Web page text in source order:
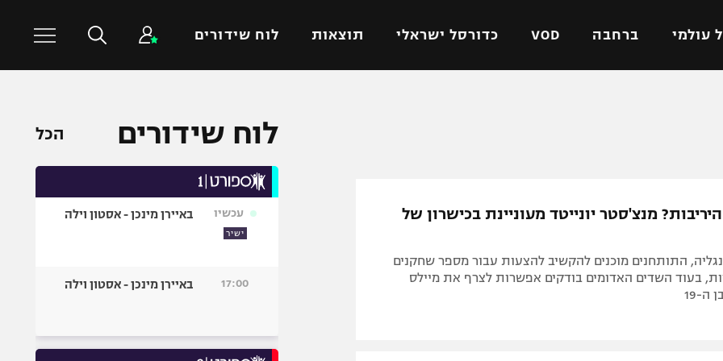
עולמי ברחבה VOD כדורסל ישראלי תוצאות לוח שידורים
ישראל
ליגה איטלקית
מכבי תל אביב
הפועל ירושלים
כדורסל עולמי
כדורעף
היאבקות WWE
מנצ'סטר יונייטד מעוניינת בכישרון של
התותחנים מוכנים להקשיב להצעות עבור מספר שחקנים
בעוד השדים האדומים בודקים אפשרות לצרף את מיילס
ה-19
לוח שידורים הכל
עכשיו
ישיר
באיירן מינכן - אסטון וילה
17:00 באיירן מינכן - אסטון וילה